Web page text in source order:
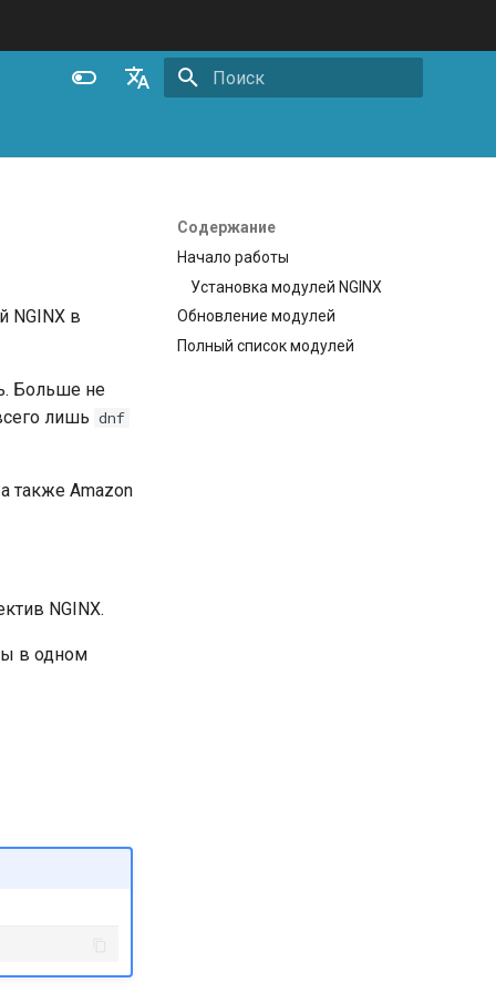
Русский
Содержание
Начало работы
Установка модулей NGINX
Обновление модулей
Полный список модулей
NGINX в
Больше не
лишь dnf
также Amazon
NGINX.
в одном